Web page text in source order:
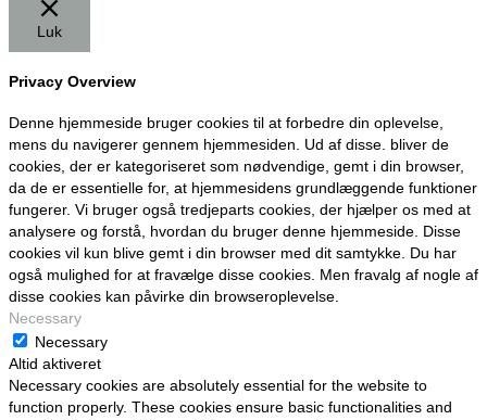
Luk
Privacy Overview
Denne hjemmeside bruger cookies til at forbedre din oplevelse,
mens du navigerer gennem hjemmesiden. Ud af disse. bliver de
cookies, der er kategoriseret som nødvendige, gemt i din browser,
da de er essentielle for, at hjemmesidens grundlæggende funktioner
fungerer. Vi bruger også tredjeparts cookies, der hjælper os med at
analysere og forstå, hvordan du bruger denne hjemmeside. Disse
cookies vil kun blive gemt i din browser med dit samtykke. Du har
også mulighed for at fravælge disse cookies. Men fravalg af nogle af
disse cookies kan påvirke din browseroplevelse.
Necessary
Necessary
Altid aktiveret
Necessary cookies are absolutely essential for the website to
function properly. These cookies ensure basic functionalities and